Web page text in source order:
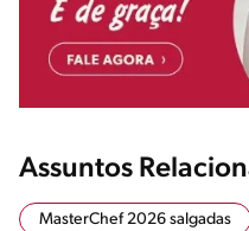
Assuntos
MasterChef 2026 salgadas